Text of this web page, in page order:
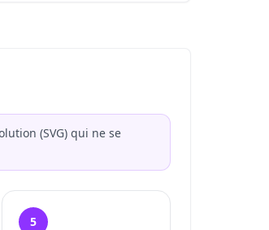
(SVG) qui ne se
5